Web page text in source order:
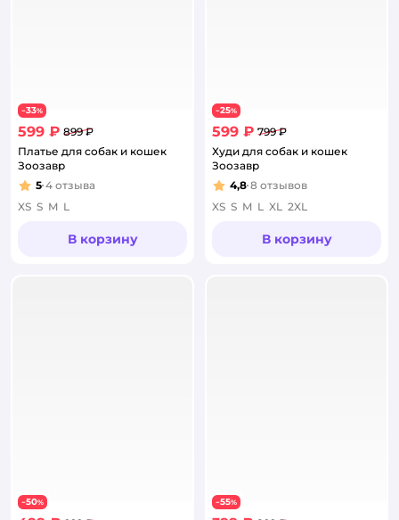
−33%
599 ₽ 899 ₽
Платье для собак и кошек
Зоозавр
Рейтинг:
5 4 отзыва
XS S M L
В корзину
−25%
599 ₽ 799 ₽
Худи для собак и кошек
Зоозавр
Рейтинг:
4,8 8 отзывов
XS S M L XL 2XL
В корзину
−50% −55%